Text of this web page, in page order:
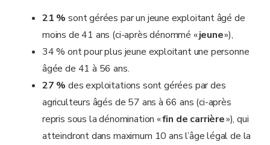
21 % sont gérées par un jeune exploitant âgé de
moins de 41 ans (ci-après dénommé «jeune»),
34 % ont pour plus jeune exploitant une personne
âgée de 41 à 56 ans.
27 % des exploitations sont gérées par des
agriculteurs âgés de 57 ans à 66 ans (ci-après
repris sous la dénomination «fin de carrière»), qui
atteindront dans maximum 10 ans l’âge légal de la